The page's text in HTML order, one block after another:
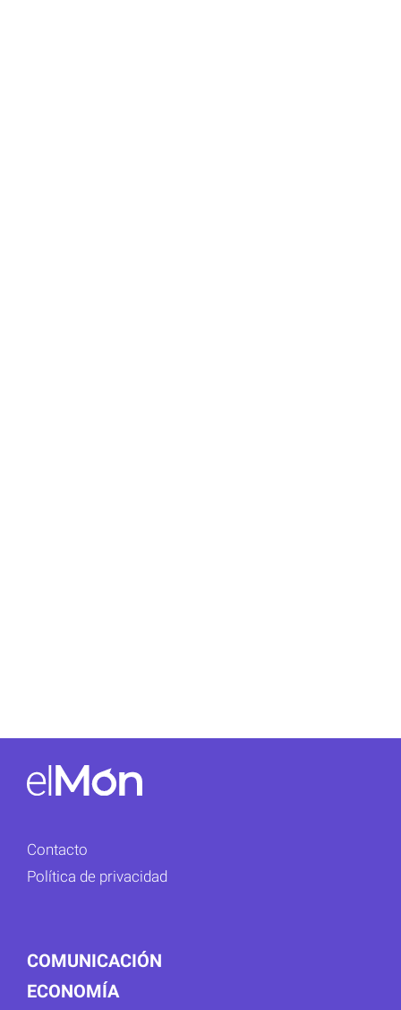
Contacto
Política de privacidad
COMUNICACIÓN
ECONOMÍA